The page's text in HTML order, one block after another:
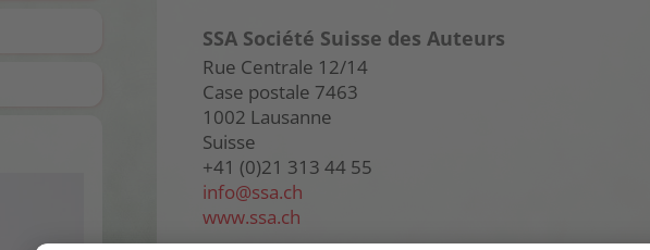
SSA Société Suisse des Auteurs
Rue Centrale 12/14
Case postale 7463
1002 Lausanne
Suisse
+41 (0)21 313 44 55
info@ssa.ch
www.ssa.ch